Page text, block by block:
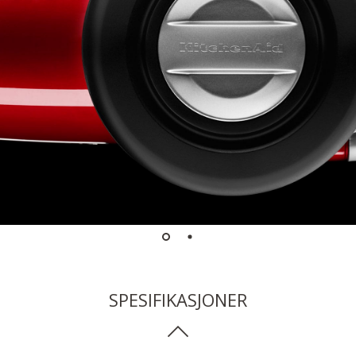
SPESIFIKASJONER